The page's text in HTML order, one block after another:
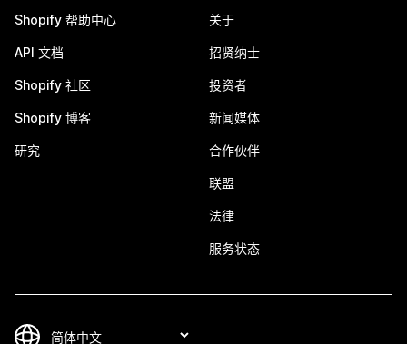
Shopify 帮助中心
API 文档
Shopify 社区
Shopify 博客
研究
关于
招贤纳士
投资者
新闻媒体
合作伙伴
联盟
法律
服务状态